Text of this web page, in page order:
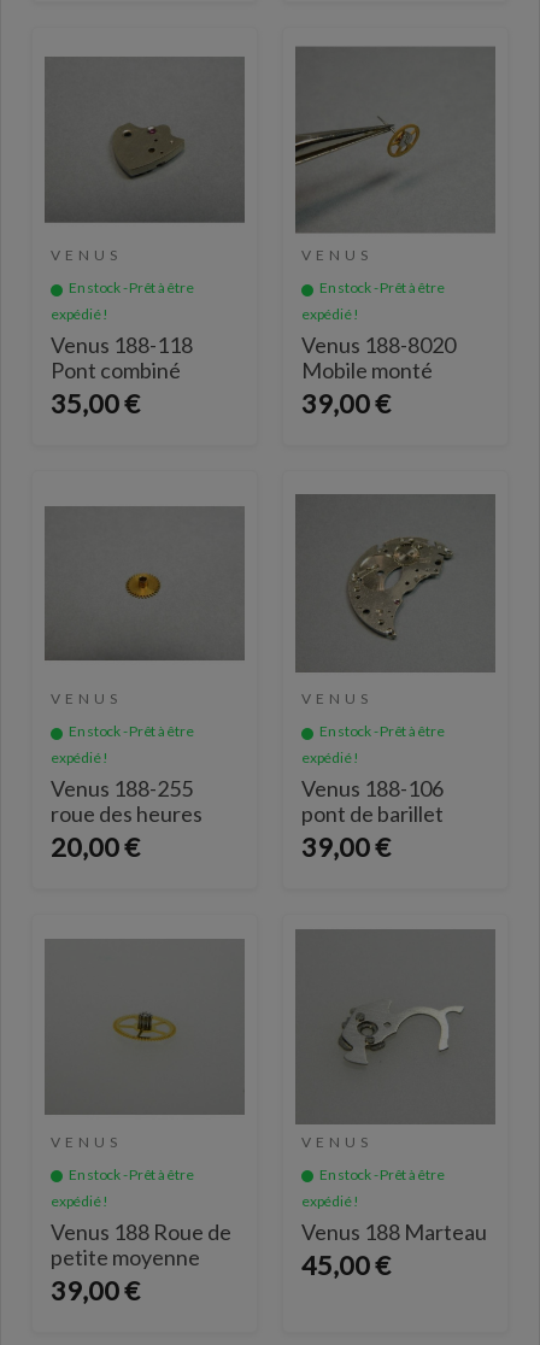
VENUS
En stock - Prêt à être
expédié !
Venus 188-118
Pont combiné
35,00 €
VENUS
En stock - Prêt à être
expédié !
Venus 188-8020
Mobile monté
39,00 €
VENUS
En stock - Prêt à être
expédié !
Venus 188-255
roue des heures
20,00 €
VENUS
En stock - Prêt à être
expédié !
Venus 188-106
pont de barillet
39,00 €
VENUS
En stock - Prêt à être
expédié !
Venus 188 Roue de
petite moyenne
39,00 €
VENUS
En stock - Prêt à être
expédié !
Venus 188 Marteau
45,00 €